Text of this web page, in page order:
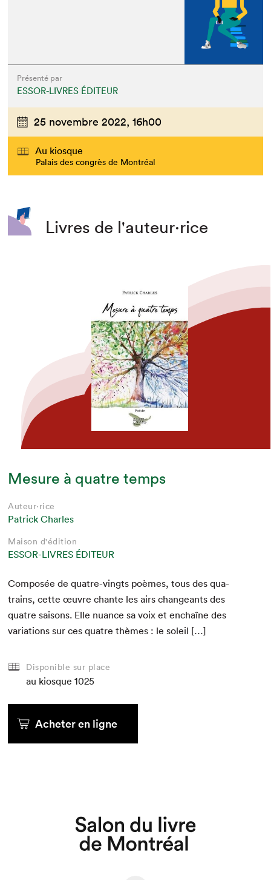
Présenté par
ESSOR-LIVRES ÉDITEUR
25 novembre 2022, 16h00
Au kiosque
Palais des congrès de Montréal
Livres de l'auteur·rice
Mesure à quatre temps
Auteur·rice
Patrick Charles
Maison d'édition
ESSOR-LIVRES ÉDITEUR
Com­posée de qua­tre-vingts poèmes, tous des qua­
trains, cette œuvre chante les airs changeants des
qua­tre saisons. Elle nuance sa voix et enchaîne des
vari­a­tions sur ces qua­tre thèmes : le soleil […]
Disponible sur place
au kiosque 1025
Acheter en ligne